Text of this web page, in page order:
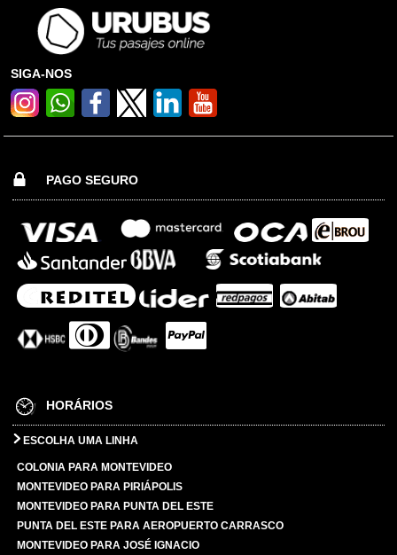
SIGA-NOS
PAGO SEGURO
HORÁRIOS
ESCOLHA UMA LINHA
COLONIA PARA MONTEVIDEO
MONTEVIDEO PARA PIRIÁPOLIS
MONTEVIDEO PARA PUNTA DEL ESTE
PUNTA DEL ESTE PARA AEROPUERTO CARRASCO
MONTEVIDEO PARA JOSÉ IGNACIO